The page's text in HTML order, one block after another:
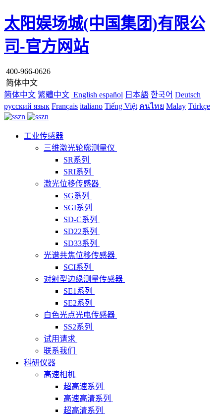
太阳娱场城(中国集团)有限公
司-官方网站
400-966-0626
简体中文
简体中文 繁體中文 English español 日本語 한국어 Deutsch
русский язык Français italiano Tiếng Việt คนไทย Malay Türkçe
工业传感器
三维激光轮廓测量仪
SR系列
SRI系列
激光位移传感器
SG系列
SGI系列
SD-C系列
SD22系列
SD33系列
光谱共焦位移传感器
SCI系列
对射型边缘测量传感器
SE1系列
SE2系列
白色光点光电传感器
SS2系列
试用请求
联系我们
科研仪器
高速相机
超高速系列
高速高清系列
超高清系列